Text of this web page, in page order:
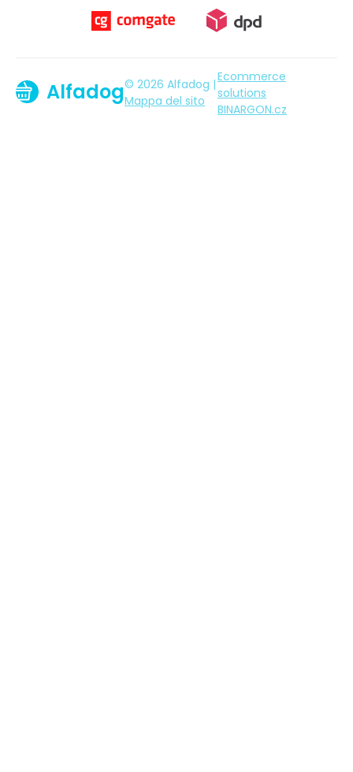
Alfadog© 2026 Alfadog |
Mappa del sito
Ecommerce
solutions
BINARGON.cz